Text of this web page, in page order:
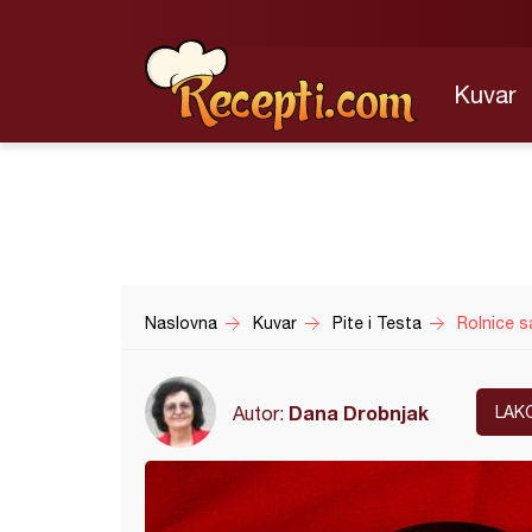
Kuvar
Naslovna Kuvar Pite i Testa Rolnice
Autor: Dana Drobnjak